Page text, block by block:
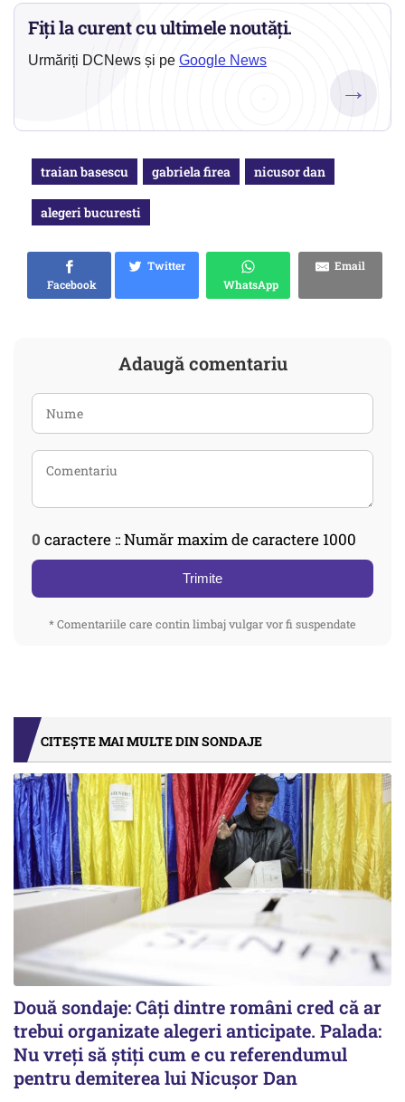
Fiți la curent cu ultimele noutăți.
Urmăriți DCNews și pe Google News
→
traian basescu gabriela firea nicusor dan
alegeri bucuresti
Facebook
Twitter
WhatsApp
Email
Adaugă comentariu
0 caractere :: Număr maxim de caractere 1000
Trimite
* Comentariile care contin limbaj vulgar vor fi suspendate
CITEȘTE MAI MULTE DIN SONDAJE
Două sondaje: Câți dintre români cred că ar
trebui organizate alegeri anticipate. Palada:
Nu vreți să știți cum e cu referendumul
pentru demiterea lui Nicușor Dan